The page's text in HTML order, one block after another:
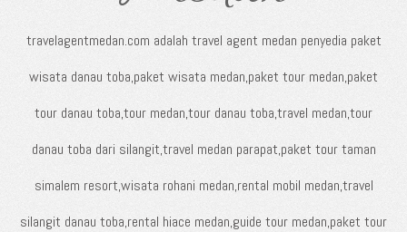
travelagentmedan.com adalah travel agent medan penyedia paket
wisata danau toba,paket wisata medan,paket tour medan,paket
tour danau toba,tour medan,tour danau toba,travel medan,tour
danau toba dari silangit,travel medan parapat,paket tour taman
simalem resort,wisata rohani medan,rental mobil medan,travel
silangit danau toba,rental hiace medan,guide tour medan,paket tour